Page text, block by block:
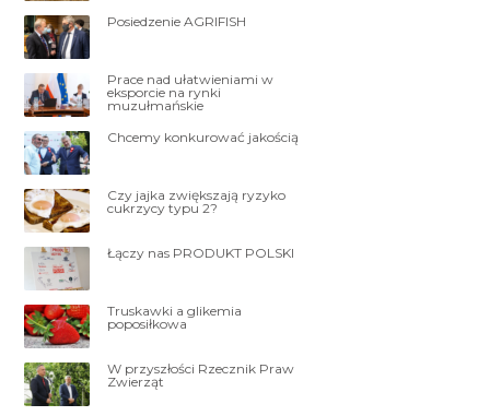
Posiedzenie AGRIFISH
Prace nad ułatwieniami w
eksporcie na rynki
muzułmańskie
Chcemy konkurować jakością
Czy jajka zwiększają ryzyko
cukrzycy typu 2?
Łączy nas PRODUKT POLSKI
Truskawki a glikemia
poposiłkowa
W przyszłości Rzecznik Praw
Zwierząt